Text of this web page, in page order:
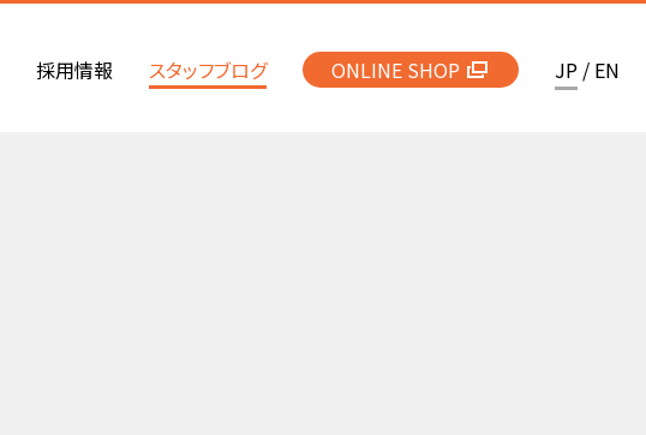
採用情報 スタッフブログ ONLINE SHOP JP / EN